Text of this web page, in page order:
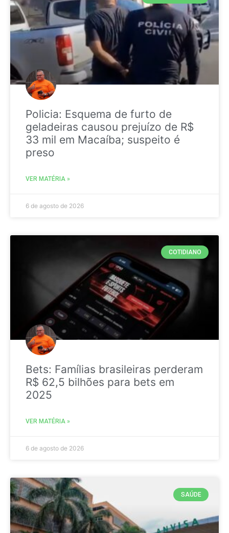
Policia: Esquema de furto de
geladeiras causou prejuízo de R$
33 mil em Macaíba; suspeito é
preso
VER MATÉRIA »
6 de agosto de 2026
COTIDIANO
Bets: Famílias brasileiras perderam
R$ 62,5 bilhões para bets em
2025
VER MATÉRIA »
6 de agosto de 2026
SAÚDE